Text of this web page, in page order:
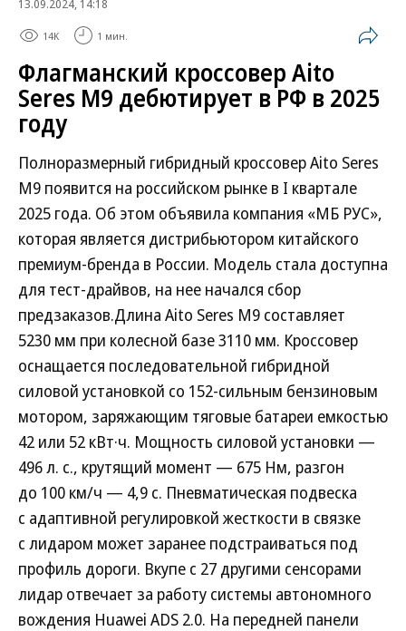
13.09.2024, 14:18
14K 1 мин.
Флагманский кроссовер Aito
Seres M9 дебютирует в РФ в 2025
году
Полноразмерный гибридный кроссовер Aito Seres
M9 появится на российском рынке в I квартале
2025 года. Об этом объявила компания «МБ РУС»,
которая является дистрибьютором китайского
премиум-бренда в России. Модель стала доступна
для тест-драйвов, на нее начался сбор
предзаказов.Длина Aito Seres M9 составляет
5230 мм при колесной базе 3110 мм. Кроссовер
оснащается последовательной гибридной
силовой установкой со 152-сильным бензиновым
мотором, заряжающим тяговые батареи емкостью
42 или 52 кВт·ч. Мощность силовой установки —
496 л. с., крутящий момент — 675 Нм, разгон
до 100 км/ч — 4,9 с. Пневматическая подвеска
с адаптивной регулировкой жесткости в связке
с лидаром может заранее подстраиваться под
профиль дороги. Вкупе с 27 другими сенсорами
лидар отвечает за работу системы автономного
вождения Huawei ADS 2.0. На передней панели